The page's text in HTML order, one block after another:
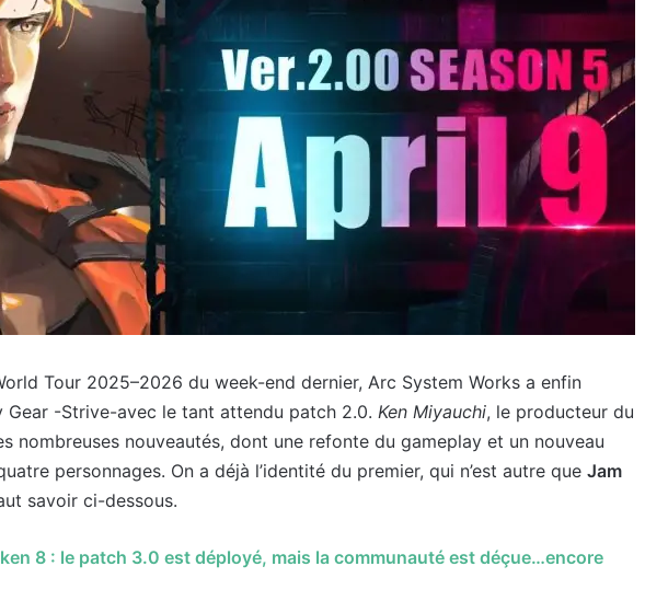
Tour 2025–2026 du week-end dernier, Arc System Works a enfin
Gear -Strive-avec le tant attendu patch 2.0. Ken Miyauchi, le producteur du
nombreuses nouveautés, dont une refonte du gameplay et un nouveau
personnages. On a déjà l’identité du premier, qui n’est autre que Jam
savoir ci-dessous.
8 : le patch 3.0 est déployé, mais la communauté est déçue…encore